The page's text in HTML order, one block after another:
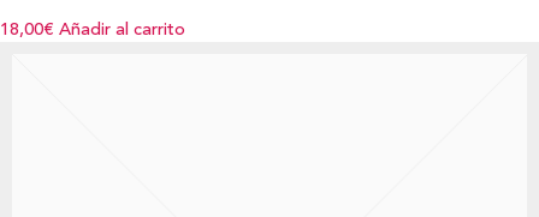
18,00€ Añadir al carrito